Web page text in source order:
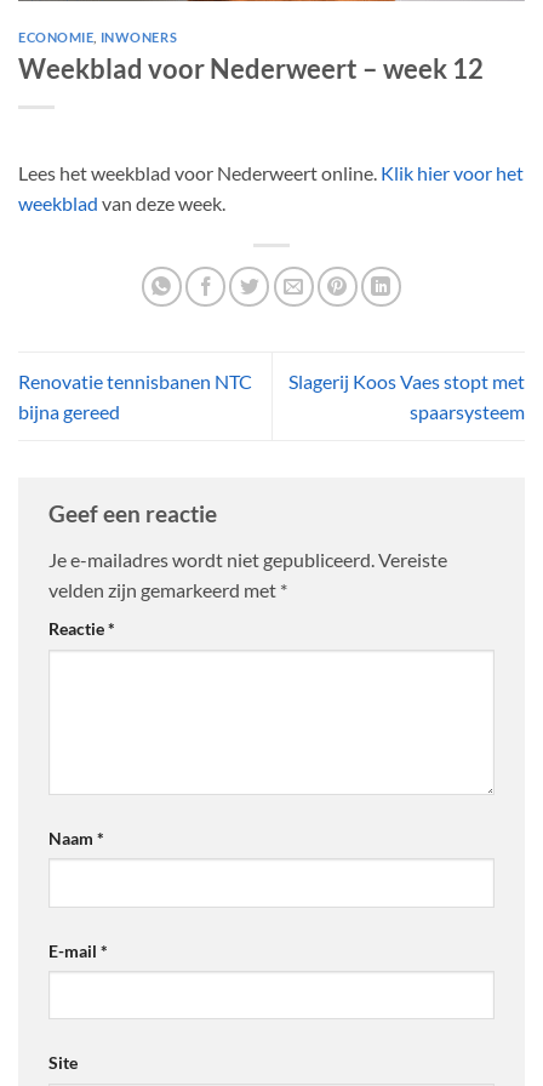
ECONOMIE INWONERS
Weekblad voor Nederweert – week 12
Lees het weekblad voor Nederweert online. Klik hier voor het
weekblad van deze week.
Renovatie tennisbanen NTC
bijna gereed
Slagerij Koos Vaes stopt met
spaarsysteem
Geef een reactie
Je e-mailadres wordt niet gepubliceerd.Vereiste
velden zijn gemarkeerd met *
Reactie*
Naam *
E-mail *
Site